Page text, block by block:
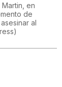
en
de
al
)